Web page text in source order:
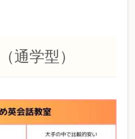
通学型）